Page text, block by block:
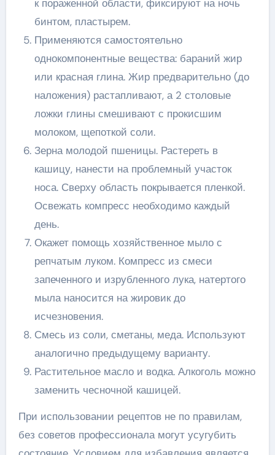
к пораженной области, фиксируют на ночь
бинтом, пластырем.
Применяются самостоятельно
однокомпонентные вещества: бараний жир
или красная глина. Жир предварительно (до
наложения) растапливают, а 2 столовые
ложки глины смешивают с прокисшим
молоком, щепоткой соли.
Зерна молодой пшеницы. Растереть в
кашицу, нанести на проблемный участок
носа. Сверху область покрывается пленкой.
Освежать компресс необходимо каждый
день.
Окажет помощь хозяйственное мыло с
репчатым луком. Компресс из смеси
запеченного и изрубленного лука, натертого
мыла наносится на жировик до
исчезновения.
Смесь из соли, сметаны, меда. Используют
аналогично предыдущему варианту.
Растительное масло и водка. Алкоголь можно
заменить чесночной кашицей.
При использовании рецептов не по правилам,
без советов профессионала могут усугубить